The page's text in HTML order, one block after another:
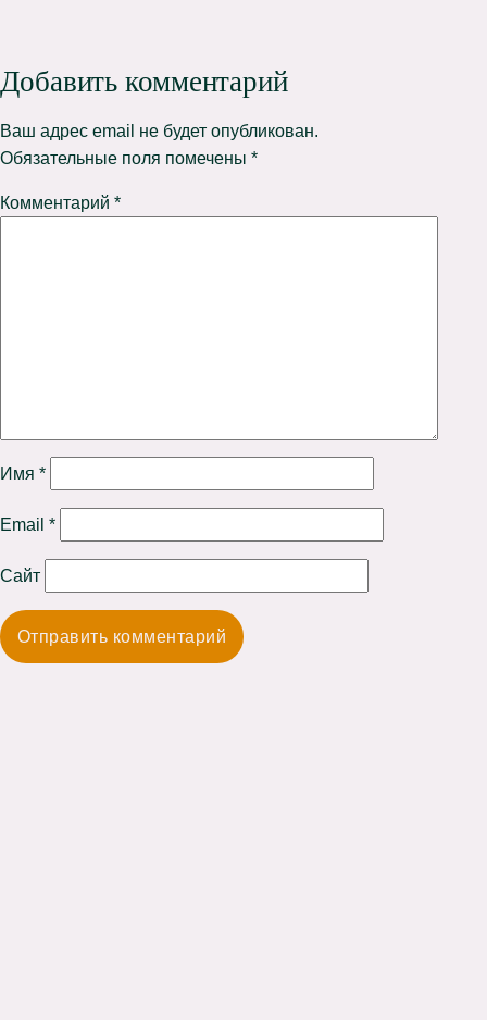
Добавить комментарий
Ваш адрес email не будет опубликован.
Обязательные поля помечены *
Комментарий *
Имя *
Email *
Сайт